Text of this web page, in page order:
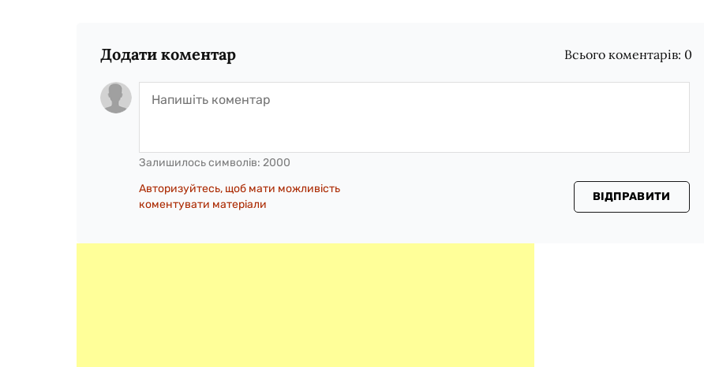
Додати коментар Всього коментарів: 0
Залишилось символів: 2000
Авторизуйтесь, щоб мати можливість
коментувати матеріали
ВІДПРАВИТИ